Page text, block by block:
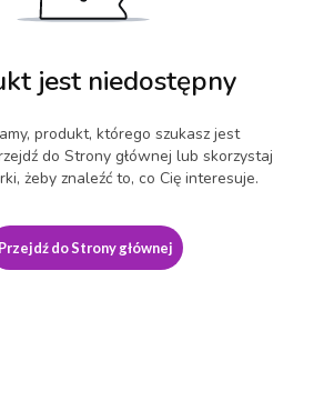
jest niedostępny
produkt, którego szukasz jest
do Strony głównej lub skorzystaj
żeby znaleźć to, co Cię interesuje.
Przejdź do Strony głównej